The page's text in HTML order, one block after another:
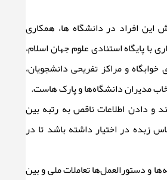
افراد در دانشگاه ها، همکاری
پایگاه استنادی علوم جهان اسلام،
و مراکز تفریحی دانشجویان،
مدیران دانشگاه‌ها و پارک هاست.
و دادن اطلاعات ناقص به رتبه بین
زبده در اختیار داشته باشد تا در
و دستورالعمل‌ها تعاملات ملی و بین